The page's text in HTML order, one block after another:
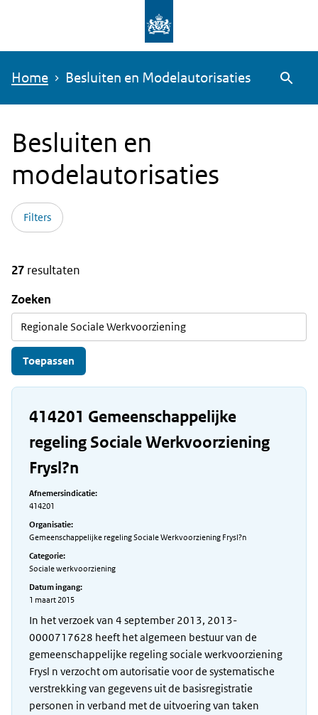
de
Home Besluiten en Modelautorisaties
Besluiten en
modelautorisaties
Filters
27 resultaten
Zoeken
414201 Gemeenschappelijke
regeling Sociale Werkvoorziening
Frysl?n
Afnemersindicatie:
414201
Organisatie:
Gemeenschappelijke regeling Sociale Werkvoorziening Frysl?n
Categorie:
Sociale werkvoorziening
Datum ingang:
1 maart 2015
In het verzoek van 4 september 2013, 2013-
0000717628 heeft het algemeen bestuur van de
gemeenschappelijke regeling sociale werkvoorziening
Frysl n verzocht om autorisatie voor de systematische
verstrekking van gegevens uit de basisregistratie
personen in verband met de uitvoering van taken